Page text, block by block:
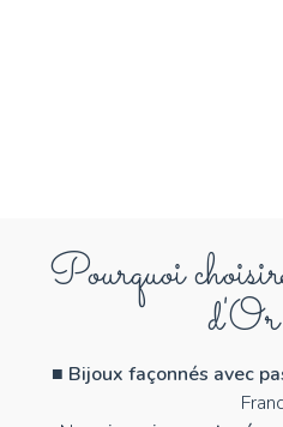
Pourquoi choisir
■ Bijoux façonnés avec